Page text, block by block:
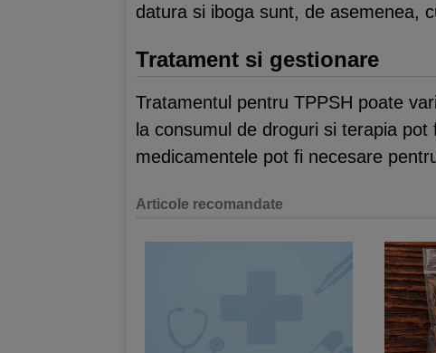
datura si iboga sunt, de asemenea,
Tratament si gestionare
Tratamentul pentru TPPSH poate
la consumul de droguri si terapia
medicamentele pot fi necesare
Articole recomandate